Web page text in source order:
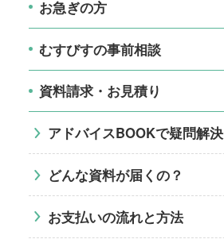
お急ぎの方
むすびすの事前相談
資料請求・お見積り
アドバイスBOOKで疑問解決
どんな資料が届くの？
お支払いの流れと方法